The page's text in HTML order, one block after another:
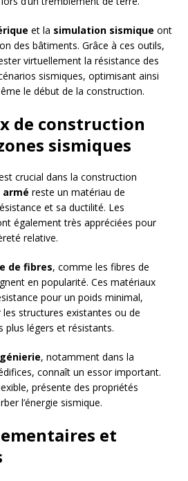
et la simulation sismique ont
des bâtiments. Grâce à ces outils,
virtuellement la résistance des
sismiques, optimisant ainsi
le début de la construction.
de construction
sismiques
crucial dans la construction
reste un matériau de
et sa ductilité. Les
également très appréciées pour
relative.
de fibres, comme les fibres de
en popularité. Ces matériaux
pour un poids minimal,
structures existantes ou de
plus légers et résistants.
, notamment dans la
connaît un essor important.
présente des propriétés
l’énergie sismique.
et